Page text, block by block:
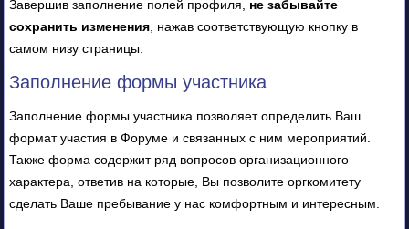
Завершив заполнение полей профиля, не забывайте
сохранить изменения , нажав соответствующую кнопку в
самом низу страницы.
Заполнение формы участника
Заполнение формы участника позволяет определить Ваш
формат участия в Форуме и связанных с ним мероприятий.
Также форма содержит ряд вопросов организационного
характера, ответив на которые, Вы позволите оргкомитету
сделать Ваше пребывание у нас комфортным и интересным.